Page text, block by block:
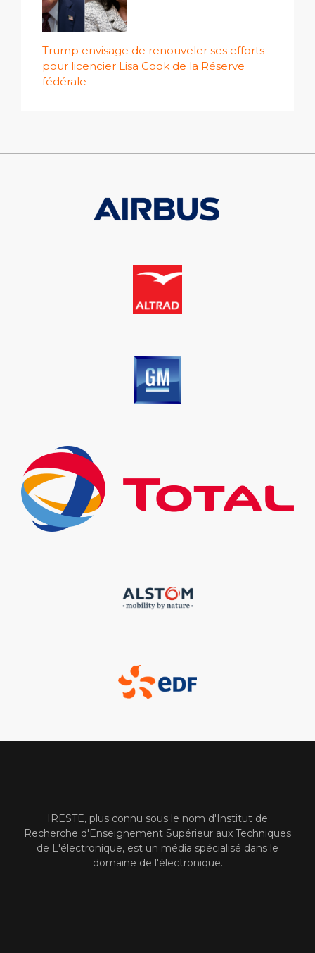
Trump envisage de renouveler ses efforts
pour licencier Lisa Cook de la Réserve
fédérale
IRESTE, plus connu sous le nom d'Institut de
Recherche d'Enseignement Supérieur aux Techniques
de L'électronique, est un média spécialisé dans le
domaine de l'électronique.